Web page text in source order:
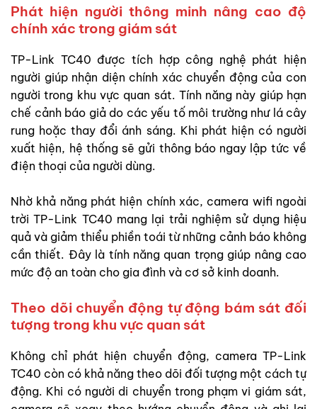
Phát hiện người thông minh nâng cao độ
chính xác trong giám sát
TP-Link TC40 được tích hợp công nghệ phát hiện
người giúp nhận diện chính xác chuyển động của con
người trong khu vực quan sát. Tính năng này giúp hạn
chế cảnh báo giả do các yếu tố môi trường như lá cây
rung hoặc thay đổi ánh sáng. Khi phát hiện có người
xuất hiện, hệ thống sẽ gửi thông báo ngay lập tức về
điện thoại của người dùng.
Nhờ khả năng phát hiện chính xác, camera wifi ngoài
trời TP-Link TC40 mang lại trải nghiệm sử dụng hiệu
quả và giảm thiểu phiền toái từ những cảnh báo không
cần thiết. Đây là tính năng quan trọng giúp nâng cao
mức độ an toàn cho gia đình và cơ sở kinh doanh.
Theo dõi chuyển động tự động bám sát đối
tượng trong khu vực quan sát
Không chỉ phát hiện chuyển động, camera TP-Link
TC40 còn có khả năng theo dõi đối tượng một cách tự
động. Khi có người di chuyển trong phạm vi giám sát,